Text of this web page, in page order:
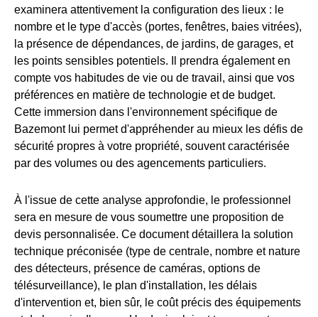
examinera attentivement la configuration des lieux : le
nombre et le type d'accès (portes, fenêtres, baies vitrées),
la présence de dépendances, de jardins, de garages, et
les points sensibles potentiels. Il prendra également en
compte vos habitudes de vie ou de travail, ainsi que vos
préférences en matière de technologie et de budget.
Cette immersion dans l'environnement spécifique de
Bazemont lui permet d'appréhender au mieux les défis de
sécurité propres à votre propriété, souvent caractérisée
par des volumes ou des agencements particuliers.
À l'issue de cette analyse approfondie, le professionnel
sera en mesure de vous soumettre une proposition de
devis personnalisée. Ce document détaillera la solution
technique préconisée (type de centrale, nombre et nature
des détecteurs, présence de caméras, options de
télésurveillance), le plan d'installation, les délais
d'intervention et, bien sûr, le coût précis des équipements